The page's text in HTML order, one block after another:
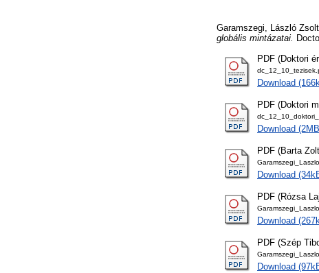
Garamszegi, László Zsolt
globális mintázatai.
PDF (Doktori
Download
PDF (Doktori
Download
PDF (Barta
Download
PDF (Rózsa
Download
PDF (Szép
Download